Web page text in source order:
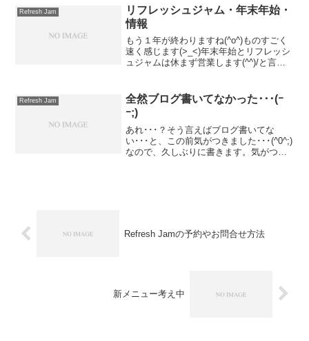
よね。実はそれ、自律神経の乱れ や メン
タルの疲れ が関係し...
Refresh Jam
リフレッシュジャム・年末年始・
情報
もう１年が終わりますね(^o^)ものすごく
速く感じます(>_<)年末年始とリフレッシ
ュジャムは休まず営業します(^^)/と言っ
す。ちなみに１月２日だけはお休みとさ
せて...
Refresh Jam
全然ブログ書いてなかった･･･(ｰ
ｰ;)
あれ･･･？そう言えばブログ書いてな
い･･･と、この前気がつきました･･･(^0^;)
なので、久しぶりに書きます。気がつけ
Refresh Jamの予約やお問合せ方法
新メニュー考え中